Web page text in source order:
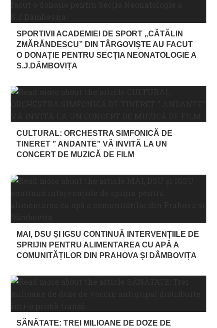
SPORTIVII ACADEMIEI DE SPORT „CĂTĂLIN
ZMĂRĂNDESCU” DIN TÂRGOVIȘTE AU FACUT
O DONAȚIE PENTRU SECȚIA NEONATOLOGIE A
S.J.DÂMBOVIȚA
CULTURAL: ORCHESTRA SIMFONICĂ DE
TINERET ” ANDANTE” VĂ INVITĂ LA UN
CONCERT DE MUZICĂ DE FILM
MAI, DSU ȘI IGSU CONTINUĂ INTERVENȚIILE DE
SPRIJIN PENTRU ALIMENTAREA CU APĂ A
COMUNITĂȚILOR DIN PRAHOVA ȘI DÂMBOVIȚA
SĂNĂTATE: TREI MILIOANE DE DOZE DE